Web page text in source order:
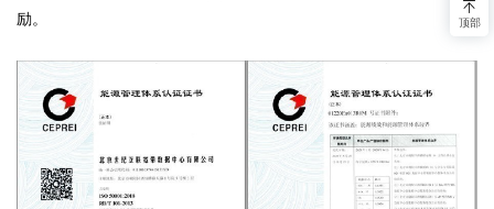
励。
顶部